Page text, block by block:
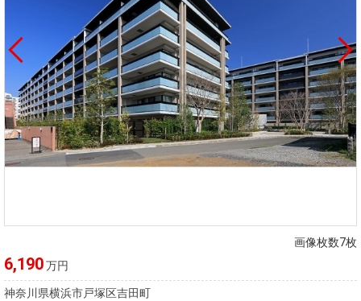
画像枚数7枚
6,190万円
神奈川県横浜市戸塚区吉田町